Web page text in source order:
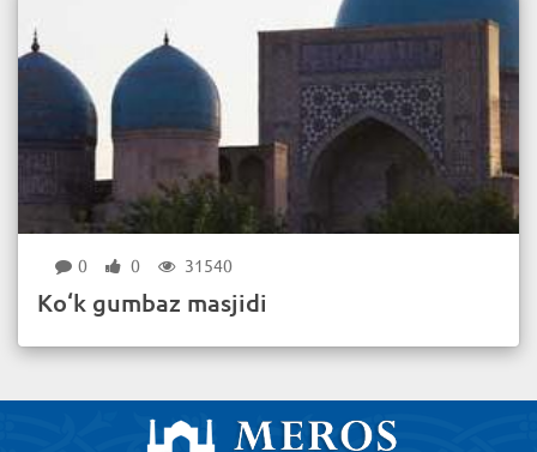
0 0 31540
Ko‘k gumbaz masjidi